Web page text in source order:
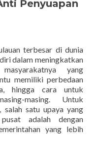
Penyuapan
terbesar di dunia
dalam meningkatkan
yang
memiliki perbedaan
hingga cara untuk
masing. Untuk
salah satu upaya yang
adalah dengan
yang lebih